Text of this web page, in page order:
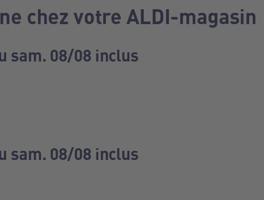
chez votre ALDI-magasin
sam. 08/08 inclus
sam. 08/08 inclus